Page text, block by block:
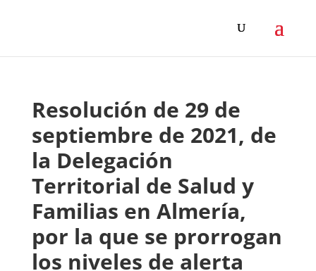
Resolución de 29 de
septiembre de 2021, de
la Delegación
Territorial de Salud y
Familias en Almería,
por la que se prorrogan
los niveles de alerta